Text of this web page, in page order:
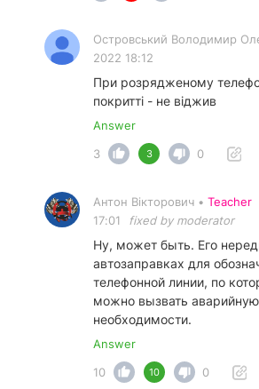
Островський Володимир
2022 18:12
При розрядженому
покритті - не віджив
Answer
3
3 0
Антон Вікторович • Teacher
17:01
fixed by moderator
Ну, может быть. Его
автозаправках для
телефонной линии, по
можно вызвать
необходимости.
Answer
10
10 0